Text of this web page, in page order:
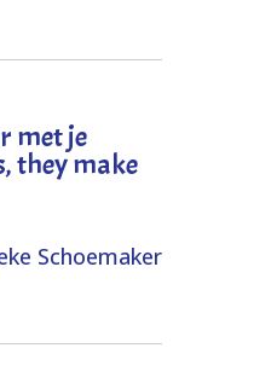
met je
they make
Schoemaker